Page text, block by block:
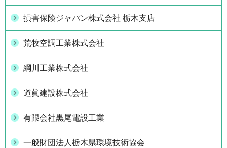
損害保険ジャパン株式会社 栃木支店
荒牧空調工業株式会社
綱川工業株式会社
道眞建設株式会社
有限会社黒尾電設工業
一般財団法人栃木県環境技術協会